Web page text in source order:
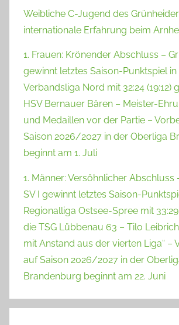
Weibliche C-Jugend des
internationale Erfahrung beim
1. Frauen: Krönender Abschluss –
gewinnt letztes Saison-Punktspiel
Verbandsliga Nord mit 32:24 (19:12)
HSV Bernauer Bären – Meister-
und Medaillen vor der Partie –
Saison 2026/2027 in der Oberliga
beginnt am 1. Juli
1. Männer: Versöhnlicher Abschluss
SV I gewinnt letztes Saison-
Regionalliga Ostsee-Spree mit 33:29
die TSG Lübbenau 63 – Tilo
mit Anstand aus der vierten Liga“ –
auf Saison 2026/2027 in der
Brandenburg beginnt am 22. Juni